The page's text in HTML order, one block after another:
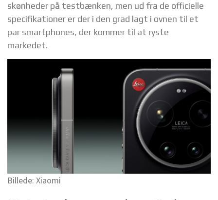
skønheder på testbænken, men ud fra de officielle
specifikationer er der i den grad lagt i ovnen til et
par smartphones, der kommer til at ryste
markedet.
Billede: Xiaomi